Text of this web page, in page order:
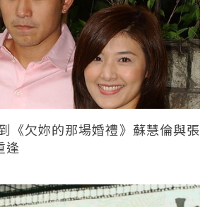
《欠妳的那場婚禮》蘇慧倫與張
逢